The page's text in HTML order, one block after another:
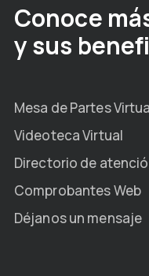
Conoce
y sus
Mesa de Partes
Videoteca Virtual
Directorio de
Comprobantes Web
Déjanos un mensaje